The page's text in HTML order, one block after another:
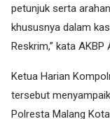
petunjuk serta
khususnya dalam
Reskrim,” kata AKBP
Ketua Harian
tersebut
Polresta Malang